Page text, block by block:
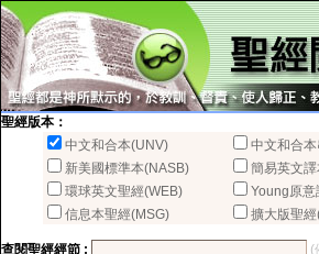
聖經版本：
中文和合本(UNV)
中文和合
新美國標準本(NASB)
簡易英文
環球英文聖經(WEB)
Young原意
信息本聖經(MSG)
擴大版聖
查閱聖經經節 :
(